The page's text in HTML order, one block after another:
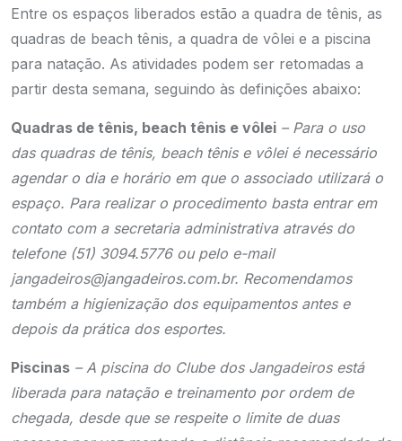
Entre os espaços liberados estão a quadra de tênis, as
quadras de beach tênis, a quadra de vôlei e a piscina
para natação. As atividades podem ser retomadas a
partir desta semana, seguindo às definições abaixo:
Quadras de tênis, beach tênis e vôlei – Para o uso
das quadras de tênis, beach tênis e vôlei é necessário
agendar o dia e horário em que o associado utilizará o
espaço. Para realizar o procedimento basta entrar em
contato com a secretaria administrativa através do
telefone (51) 3094.5776 ou pelo e-mail
jangadeiros@jangadeiros.com.br. Recomendamos
também a higienização dos equipamentos antes e
depois da prática dos esportes.
Piscinas – A piscina do Clube dos Jangadeiros está
liberada para natação e treinamento por ordem de
chegada, desde que se respeite o limite de duas